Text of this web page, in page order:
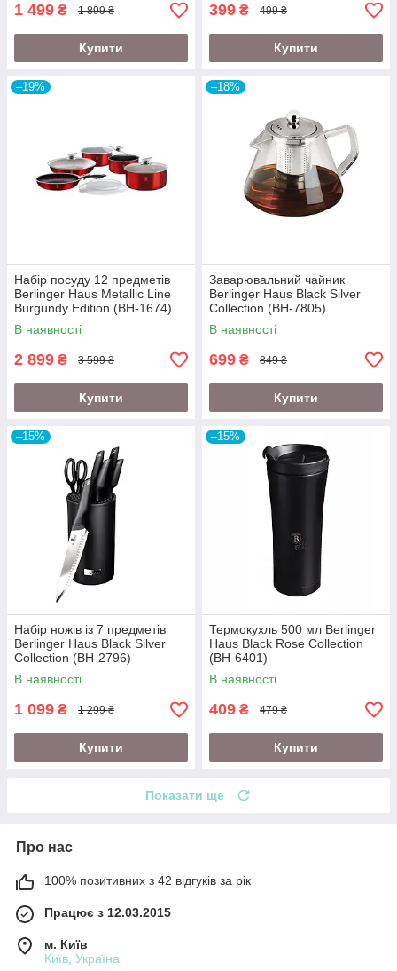
1 499 ₴ 1 899 ₴
Купити
399 ₴ 499 ₴
Купити
–19%
Набір посуду 12 предметів
Berlinger Haus Metallic Line
Burgundy Edition (BH-1674)
В наявності
2 899 ₴ 3 599 ₴
Купити
–18%
Заварювальний чайник
Berlinger Haus Black Silver
Collection (BH-7805)
В наявності
699 ₴ 849 ₴
Купити
–15%
Набір ножів із 7 предметів
Berlinger Haus Black Silver
Collection (BH-2796)
В наявності
1 099 ₴ 1 299 ₴
Купити
–15%
Термокухль 500 мл Berlinger
Haus Black Rose Collection
(BH-6401)
В наявності
409 ₴ 479 ₴
Купити
Показати ще
Про нас
100% позитивних з 42 відгуків за рік
Працює з 12.03.2015
м. Київ
Київ, Україна